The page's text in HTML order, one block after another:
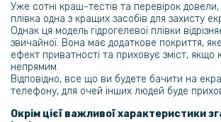
319 грн
399 грн
Гідрогелева плівка iNobi Privacy Matte для Oppo
(Антишпигун)
Уже сотні краш-тестів та перевірок
плівка одна з кращих засобів для захисту
Однак ця модель гідрогелевої плівки
звичайної. Вона має додаткове покриття,
ефект приватності та приховує зміст, якщо
непрямим.
Відповідно, все що ви будете бачити на
телефону, для очей інших людей буде
Окрім цієї важливої характеристики